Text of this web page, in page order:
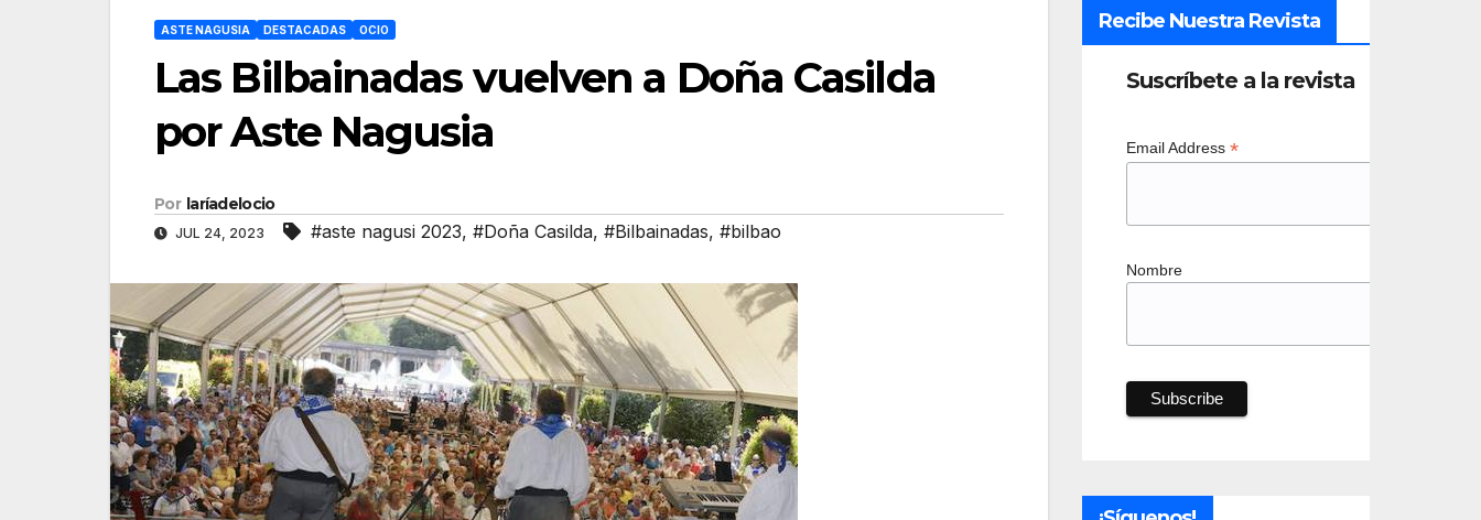
ASTE NAGUSIA DESTACADAS OCIO
Las Bilbainadas vuelven a Doña Casilda
por Aste Nagusia
Por laríadelocio
JUL 24, 2023 #aste nagusi 2023, #Doña Casilda, #Bilbainadas, #bilbao
Recibe Nuestra Revista
Suscríbete a la revista
Email Address *
Nombre